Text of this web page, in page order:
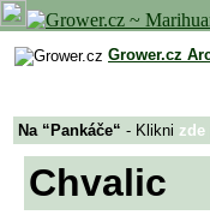
Grower.cz
Na “Pankáče“ - Klikni zde
Chvalic